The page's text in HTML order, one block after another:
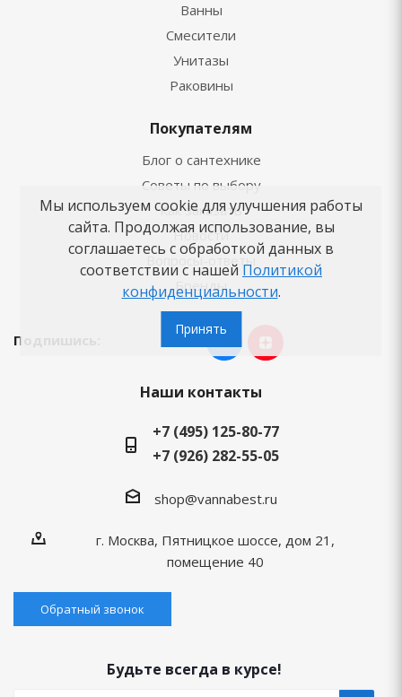
Ванны
Смесители
Унитазы
Раковины
Покупателям
Блог о сантехнике
Советы по выбору
Как заказать
Новости
Вопросы-ответы
Бренды
Подпишись:
Наши контакты
+7 (495) 125-80-77
+7 (926) 282-55-05
shop@vannabest.ru
г. Москва, Пятницкое шоссе, дом 21,
помещение 40
Обратный звонок
Будьте всегда в курсе!
Мы используем cookie для улучшения работы
сайта. Продолжая использование, вы
соглашаетесь с обработкой данных в
соответствии с нашей Политикой
конфиденциальности.
Принять